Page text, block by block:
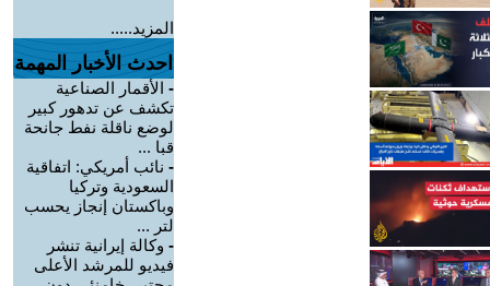
المزيد.....
احدث الأخبار المهمة
- الأقمار الصناعية
تكشف عن تدهور كبير
لوضع ناقلة نفط جانحة
قبا ...
- نائب أمريكي: اتفاقية
السعودية وتركيا
وباكستان إنجاز يحسب
لتر ...
- وكالة إيرانية تنشر
فيديو للمرشد الأعلى